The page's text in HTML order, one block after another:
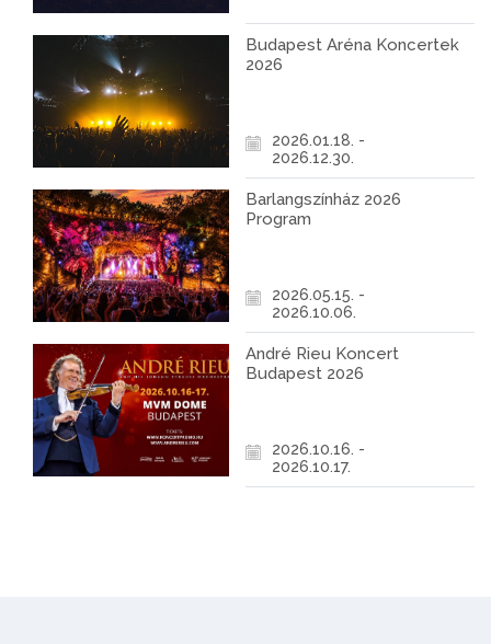
Budapest Aréna Koncertek
2026
2026.01.18. -
2026.12.30.
Barlangszínház 2026
Program
2026.05.15. -
2026.10.06.
André Rieu Koncert
Budapest 2026
2026.10.16. -
2026.10.17.